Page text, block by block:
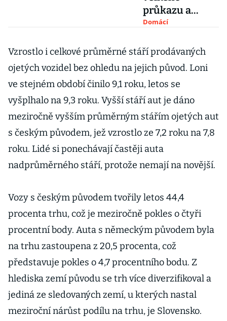
průkazu a
budou si moct
značky,
schválila
sněmovna
Domácí
Vzrostlo i celkové průměrné stáří prodávaných
ojetých vozidel bez ohledu na jejich původ. Loni
ve stejném období činilo 9,1 roku, letos se
vyšplhalo na 9,3 roku. Vyšší stáří aut je dáno
meziročně vyšším průměrným stářím ojetých aut
s českým původem, jež vzrostlo ze 7,2 roku na 7,8
roku. Lidé si ponechávají častěji auta
nadprůměrného stáří, protože nemají na novější.
Vozy s českým původem tvořily letos 44,4
procenta trhu, což je meziročně pokles o čtyři
procentní body. Auta s německým původem byla
na trhu zastoupena z 20,5 procenta, což
představuje pokles o 4,7 procentního bodu. Z
hlediska zemí původu se trh více diverzifikoval a
jediná ze sledovaných zemí, u kterých nastal
meziroční nárůst podílu na trhu, je Slovensko.